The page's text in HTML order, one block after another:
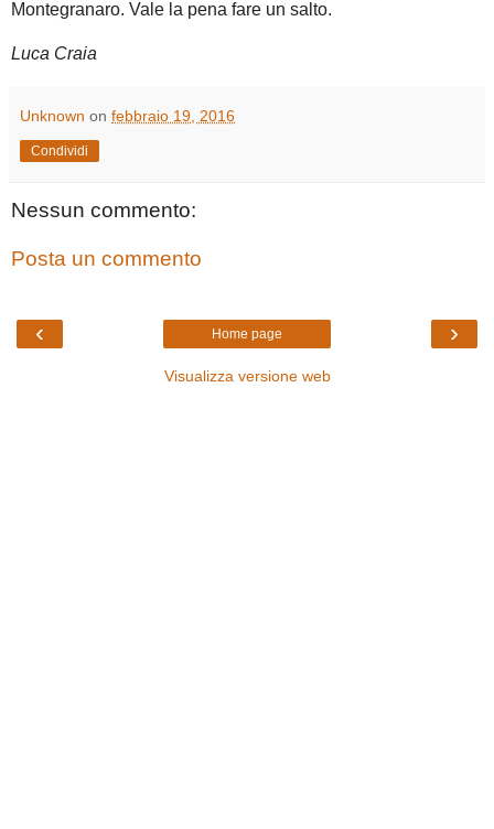
Montegranaro. Vale la pena fare un salto.
Luca Craia
Unknown on febbraio 19, 2016
Condividi
Nessun commento:
Posta un commento
‹ ›
Home page
Visualizza versione web